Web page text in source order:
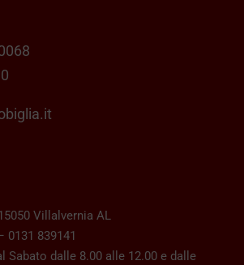
Villalvernia AL
0131 839141
Sabato dalle 8.00 alle 12.00 e dalle